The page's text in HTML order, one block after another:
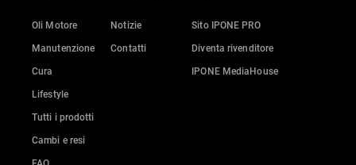
Oli Motore
Manutenzione
Cura
Lifestyle
Tutti i prodotti
Cambi e resi
Notizie
Contatti
Sito IPONE PRO
Diventa rivenditore
IPONE MediaHouse